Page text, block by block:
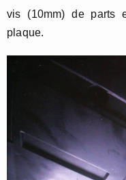
vis (10mm) de parts
plaque.